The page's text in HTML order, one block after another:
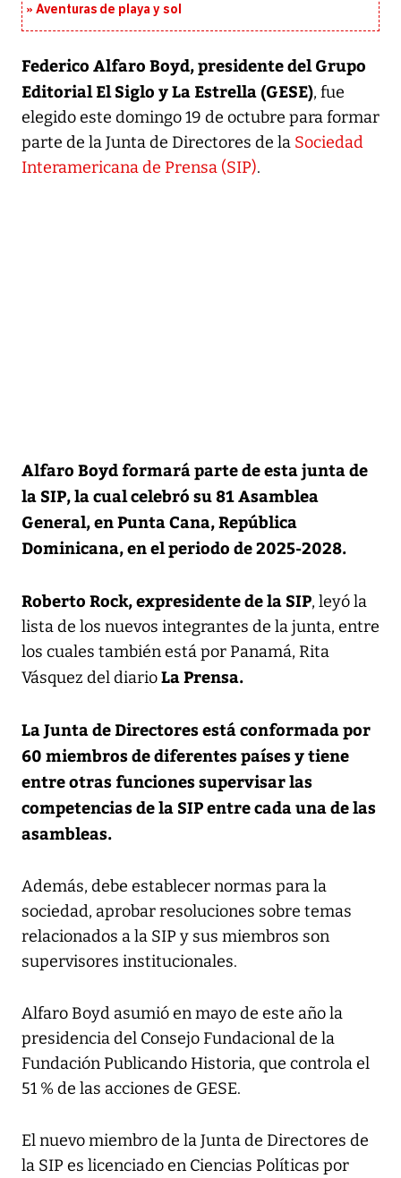
Aventuras de playa y sol
Federico Alfaro Boyd, presidente del Grupo
Editorial El Siglo y La Estrella (GESE), fue
elegido este domingo 19 de octubre para formar
parte de la Junta de Directores de la Sociedad
Interamericana de Prensa (SIP).
Alfaro Boyd formará parte de esta junta de
la SIP, la cual celebró su 81 Asamblea
General, en Punta Cana, República
Dominicana, en el periodo de 2025-2028.
Roberto Rock, expresidente de la SIP, leyó la
lista de los nuevos integrantes de la junta, entre
los cuales también está por Panamá, Rita
Vásquez del diarioLa Prensa.
La Junta de Directores está conformada por
60 miembros de diferentes países y tiene
entre otras funciones supervisar las
competencias de la SIP entre cada una de las
asambleas.
Además, debe establecer normas para la
sociedad, aprobar resoluciones sobre temas
relacionados a la SIP y sus miembros son
supervisores institucionales.
Alfaro Boyd asumió en mayo de este año la
presidencia del Consejo Fundacional de la
Fundación Publicando Historia, que controla el
51 % de las acciones de GESE.
El nuevo miembro de la Junta de Directores de
la SIP es licenciado en Ciencias Políticas por